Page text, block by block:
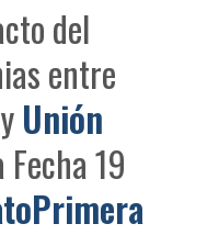
del
entre
yUnión
19